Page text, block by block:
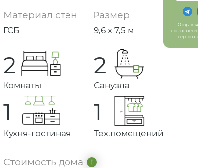
1
Кухня-гостиная
2
Комнаты
2
Санузла
ГСБ
Материал стен
1
Тех.помещений
Стоимость дома
Размер
9,6 х 7,5 м